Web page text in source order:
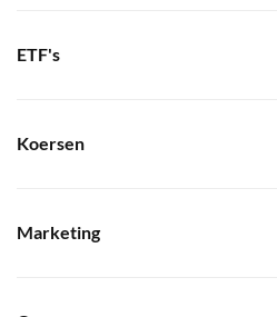
ETF's
Koersen
Marketing